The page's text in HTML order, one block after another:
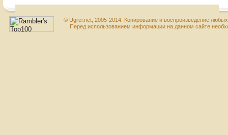
© Ugrei.net, 2005-2014. Копирование и воспроизведение
Перед использованием информации на данном сайте